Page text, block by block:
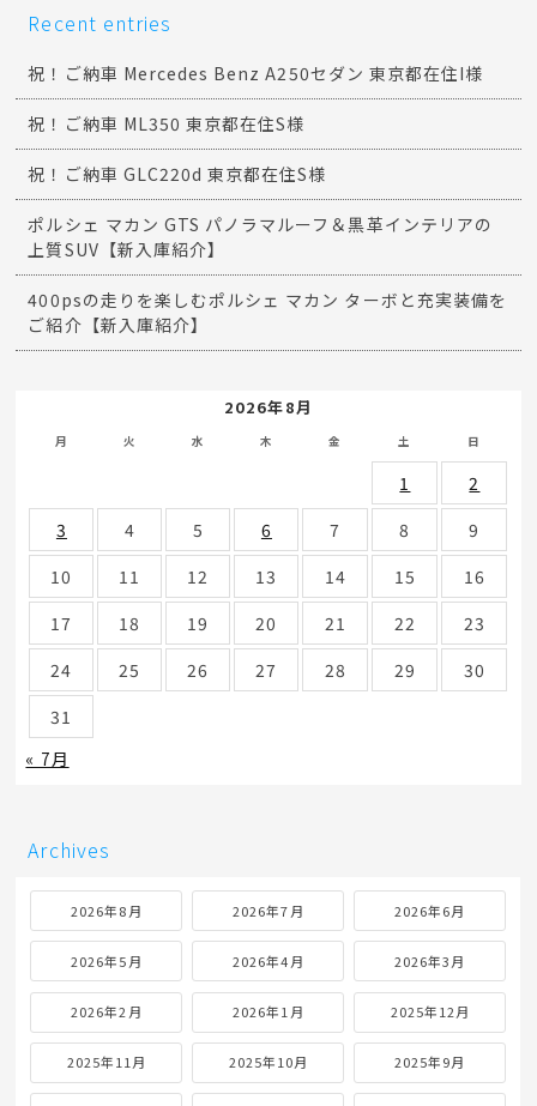
Recent entries
祝！ご納車 Mercedes Benz A250セダン 東京都在住I様
祝！ご納車 ML350 東京都在住S様
祝！ご納車 GLC220d 東京都在住S様
ポルシェ マカン GTS パノラマルーフ＆黒革インテリアの
上質SUV【新入庫紹介】
400psの走りを楽しむポルシェ マカン ターボと充実装備を
ご紹介【新入庫紹介】
2026年8月
月 火 水 木 金 土 日
1
2
3
4 5 6 7 8
9
10
11 12 13 14 15
16
17
18 19 20 21 22
23
24
25 26 27 28 29
30
31
« 7月
Archives
2026年8月 2026年7月 2026年6月
2026年5月 2026年4月 2026年3月
2026年2月 2026年1月 2025年12月
2025年11月 2025年10月 2025年9月